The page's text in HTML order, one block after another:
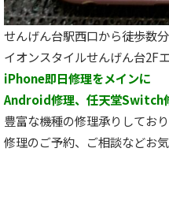
せんげん台駅西口から徒歩数分
イオンスタイルせんげん台2F
iPhone即日修理をメインに
Android修理、任天堂Switch
豊富な機種の修理承りしており
修理のご予約、ご相談などお